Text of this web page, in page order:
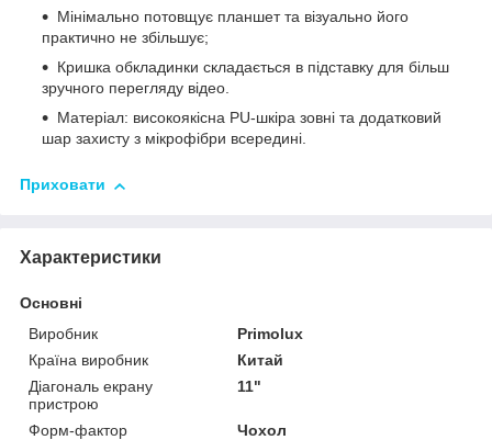
Мінімально потовщує планшет та візуально його
практично не збільшує;
Кришка обкладинки складається в підставку для більш
зручного перегляду відео.
Матеріал: високоякісна PU-шкіра зовні та додатковий
шар захисту з мікрофібри всередині.
Приховати
Характеристики
Основні
Виробник
Primolux
Країна виробник
Китай
Діагональ екрану
пристрою
11"
Форм-фактор
Чохол